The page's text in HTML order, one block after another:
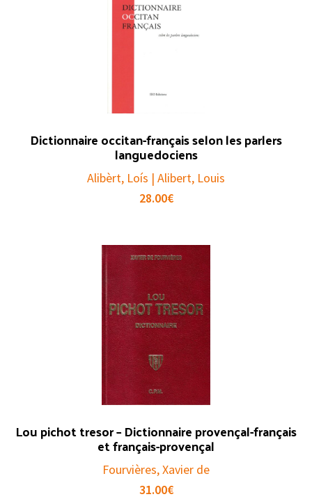
Dictionnaire occitan-français selon les parlers
languedociens
Alibèrt, Loís | Alibert, Louis
28.00€
Lou pichot tresor – Dictionnaire provençal-français
et français-provençal
Fourvières, Xavier de
31.00€